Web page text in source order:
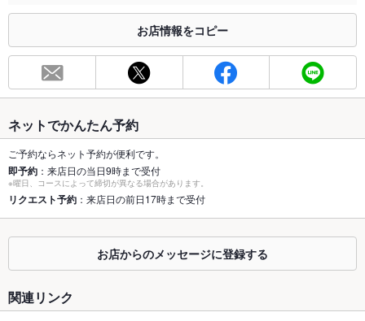
総席数 14席(2名テーブルが7卓、一部連結ができます)
最大宴会収
16人(椅子は２脚、別の椅子になります)
個室 なし
座敷 なし
掘りごたつ なし
カウンター なし
ソファー なし
テラス席
お店情報をコピー
ネットでかんたん予約
ご予約ならネット予約が便利です。
即予約 ：来店日の当日9時まで受付
※曜日、コースによって締切が異なる場合があります。
リクエスト予約 ：来店日の前日17時まで受付
お店からのメッセージに登録する
関連リンク